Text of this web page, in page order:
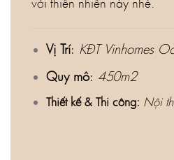
với thiên nhiên này nhé.
Vị Trí: KĐT Vinhomes
Quy mô: 450m2
Thiết kế & Thi công: Nội